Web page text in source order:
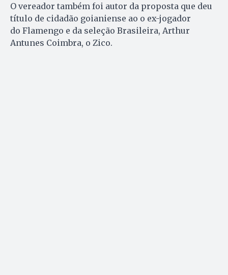
O vereador também foi autor da proposta que deu
título de cidadão goianiense ao o ex-jogador
do Flamengo e da seleção Brasileira, Arthur
Antunes Coimbra, o Zico.